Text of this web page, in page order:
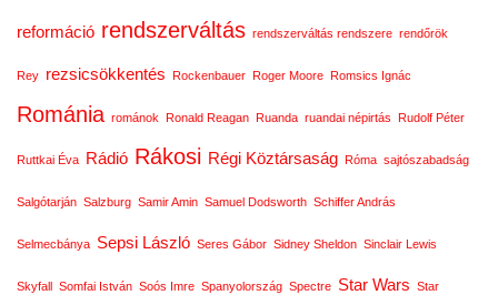
reformáció rendszerváltás rendszerváltás rendszere rendőrök
Rey rezsicsökkentés Rockenbauer Roger Moore Romsics Ignác
Románia románok Ronald Reagan Ruanda ruandai népirtás Rudolf Péter
Ruttkai Éva Rádió Rákosi Régi Köztársaság Róma sajtószabadság
Salgótarján Salzburg Samir Amin Samuel Dodsworth Schiffer András
Selmecbánya Sepsi László Seres Gábor Sidney Sheldon Sinclair Lewis
Skyfall Somfai István Soós Imre Spanyolország Spectre Star Wars Star